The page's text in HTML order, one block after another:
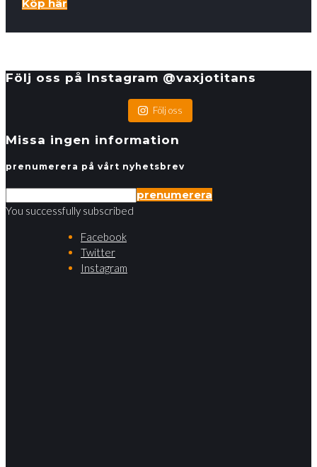
Köp här
Följ oss på Instagram @vaxjotitans
Följ oss
Missa ingen information
prenumerera på vårt nyhetsbrev
prenumerera
You successfully subscribed
Facebook
Twitter
Instagram